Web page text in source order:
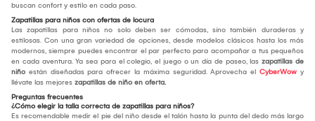
buscan confort y estilo en cada paso.
Zapatillas para niños con ofertas de locura
Las zapatillas para niños no solo deben ser cómodas, sino también duraderas y
estilosas. Con una gran variedad de opciones, desde modelos clásicos hasta los más
modernos, siempre puedes encontrar el par perfecto para acompañar a tus pequeños
en cada aventura. Ya sea para el colegio, el juego o un día de paseo, las zapatillas de
niño están diseñadas para ofrecer la máxima seguridad. Aprovecha el CyberWow y
llévate las mejores zapatillas de niño en oferta.
Preguntas frecuentes
¿Cómo elegir la talla correcta de zapatillas para niños?
Es recomendable medir el pie del niño desde el talón hasta la punta del dedo más largo